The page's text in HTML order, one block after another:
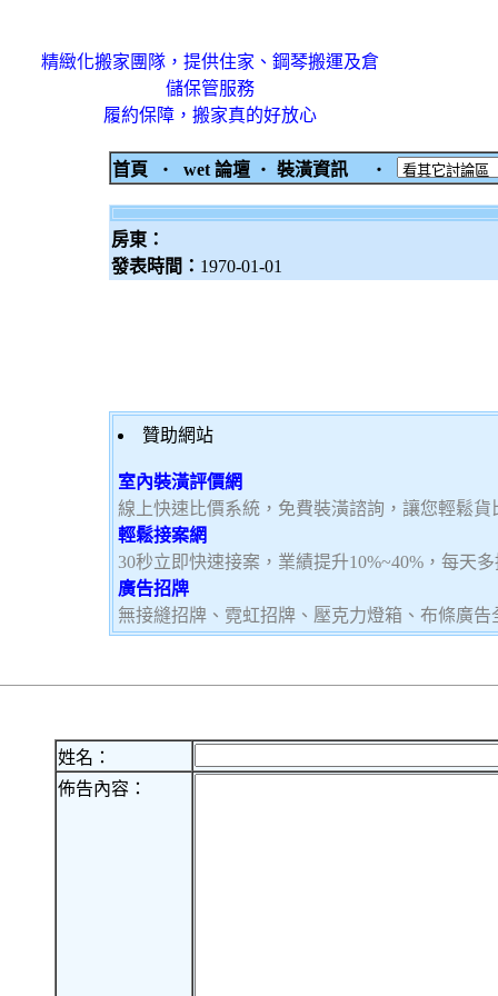
精緻化搬家團隊，提供住家、鋼琴搬運及倉
儲保管服務
履約保障，搬家真的好放心
首頁 ‧ wet 論壇 ‧ 裝潢資訊 ‧
房東：
發表時間： 1970-01-01
贊助網站
室內裝潢評價網
線上快速比價系統，免費裝潢諮詢，讓您輕鬆貨
輕鬆接案網
30秒立即快速接案，業績提升10%~40%，每天
廣告招牌
無接縫招牌、霓虹招牌、壓克力燈箱、布條廣
姓名：
佈告內容：